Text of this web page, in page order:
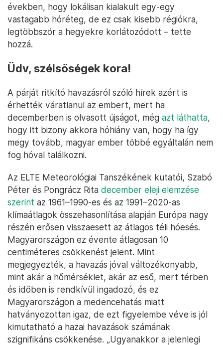
években, hogy lokálisan kialakult egy-egy
vastagabb hóréteg, de ez csak kisebb régiókra,
legtöbbször a hegyekre korlátozódott – tette
hozzá.
Üdv, szélsőségek kora!
A párját ritkító havazásról szóló hírek azért is
érhették váratlanul az embert, mert ha
decemberben is olvasott újságot, még azt láthatta,
hogy itt bizony akkora hóhiány van, hogy ha így
megy tovább, magyar ember többé egyáltalán nem
fog hóval találkozni.
Az ELTE Meteorológiai Tanszékének kutatói, Szabó
Péter és Pongrácz Rita december eleji elemzése
szerint az 1961–1990-es és az 1991–2020-as
klímaátlagok összehasonlítása alapján Európa nagy
részén erősen visszaesett az átlagos téli hóesés.
Magyarországon ez évente átlagosan 10
centiméteres csökkenést jelent. Mint
megjegyezték, a havazás jóval változékonyabb,
mint akár a hőmérséklet, akár az eső, mert térben
és időben is rendkívül ingadozó, és ez
Magyarországon a medencehatás miatt
hatványozottan igaz, de ezt figyelembe véve is jól
kimutatható a hazai havazások számának
szignifikáns csökkenése. „Ugyanakkor a jelenlegi